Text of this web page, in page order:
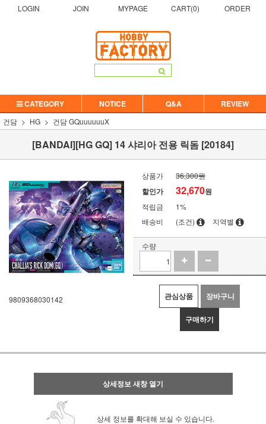
LOGIN JOIN MYPAGE CART(0) ORDER
CATEGORY NOTICE Q&A REVIEW
건담 HG 건담 GQuuuuuuX
[BANDAI][HG GQ] 14 샤리아 전용 릭돔 [20184]
9809368030142
상품가 36,300원
할인가 32,670원
적립금
1%
배송비
(조건) 지역별
수량
관심상품 장바구니
구매하기
상세정보 새창 열기
상세 정보를 확대해 보실 수 있습니다.